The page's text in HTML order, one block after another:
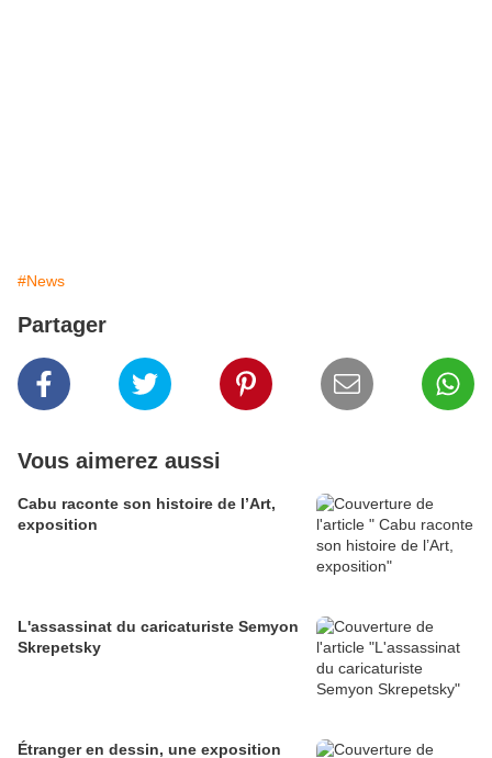
#News
Partager
Vous aimerez aussi
Cabu raconte son histoire de l’Art,
exposition
L'assassinat du caricaturiste Semyon
Skrepetsky
Étranger en dessin, une exposition